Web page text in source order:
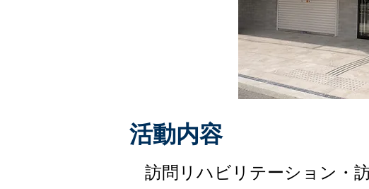
​活動内容
訪問リハビリテーション・